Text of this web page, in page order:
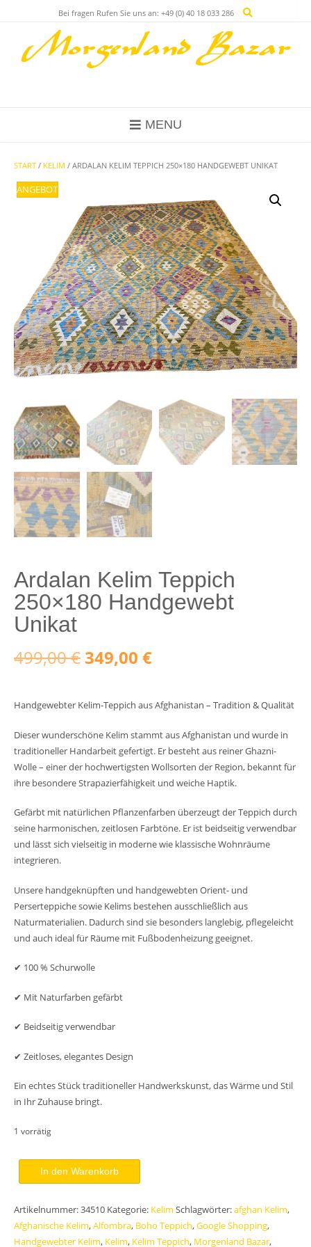
Bei fragen Rufen Sie uns an: +49 (0) 40 18 033 286
MENU
START / KELIM / ARDALAN KELIM TEPPICH 250×180 HANDGEWEBT UNIKAT
ANGEBOT!
Ardalan Kelim Teppich
250×180 Handgewebt
Unikat
499,00€ Ursprünglicher
war:
499,00 €
349,00 €Aktueller
ist:
349,00 €.
Handgewebter Kelim-Teppich aus Afghanistan – Tradition & Qualität
Dieser wunderschöne Kelim stammt aus Afghanistan und wurde in
traditioneller Handarbeit gefertigt. Er besteht aus reiner Ghazni-
Wolle – einer der hochwertigsten Wollsorten der Region, bekannt für
ihre besondere Strapazierfähigkeit und weiche Haptik.
Gefärbt mit natürlichen Pflanzenfarben überzeugt der Teppich durch
seine harmonischen, zeitlosen Farbtöne. Er ist beidseitig verwendbar
und lässt sich vielseitig in moderne wie klassische Wohnräume
integrieren.
Unsere handgeknüpften und handgewebten Orient- und
Perserteppiche sowie Kelims bestehen ausschließlich aus
Naturmaterialien. Dadurch sind sie besonders langlebig, pflegeleicht
und auch ideal für Räume mit Fußbodenheizung geeignet.
✔ 100 % Schurwolle
✔ Mit Naturfarben gefärbt
✔ Beidseitig verwendbar
✔ Zeitloses, elegantes Design
Ein echtes Stück traditioneller Handwerkskunst, das Wärme und Stil
in Ihr Zuhause bringt.
1 vorrätig
Ardalan
Kelim
250x180
Handgewebt
In den Warenkorb
Artikelnummer:34510 Kategorie: Kelim Schlagwörter:afghan Kelim,
Afghanische Kelim,Alfombra, Boho Teppich,Google Shopping,
Handgewebter Kelim, Kelim, Kelim Teppich, Morgenland Bazar,